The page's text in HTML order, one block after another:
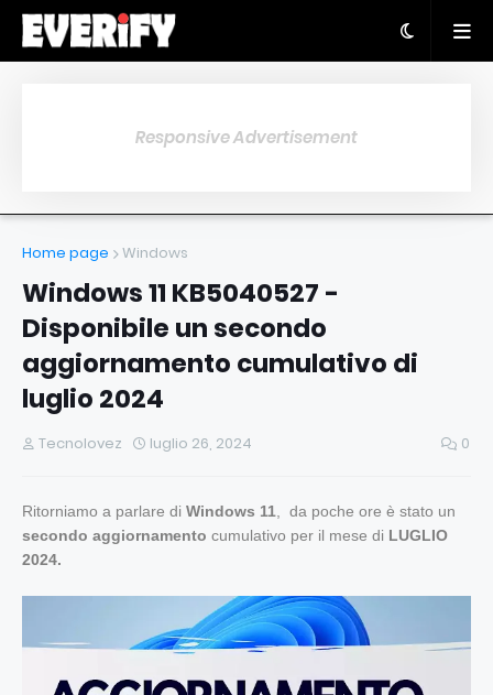
Responsive Advertisement
Home page Windows
Windows 11 KB5040527 -
Disponibile un secondo
aggiornamento cumulativo di
luglio 2024
Tecnolovez luglio 26, 2024 0
Ritorniamo a parlare di Windows 11 , da poche ore è stato un
secondo aggiornamento cumulativo per il mese di LUGLIO
2024.